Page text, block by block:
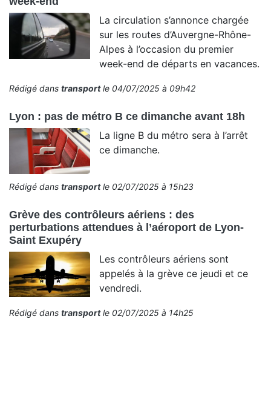
La circulation s’annonce chargée
sur les routes d’Auvergne-Rhône-
Alpes à l’occasion du premier
week-end de départs en vacances.
Rédigé dans transportle 04/07/2025 à 09h42
Lyon : pas de métro B ce dimanche avant 18h
La ligne B du métro sera à l’arrêt
ce dimanche.
Rédigé dans transportle 02/07/2025 à 15h23
Grève des contrôleurs aériens : des
perturbations attendues à l’aéroport de Lyon-
Saint Exupéry
Les contrôleurs aériens sont
appelés à la grève ce jeudi et ce
vendredi.
Rédigé dans transportle 02/07/2025 à 14h25